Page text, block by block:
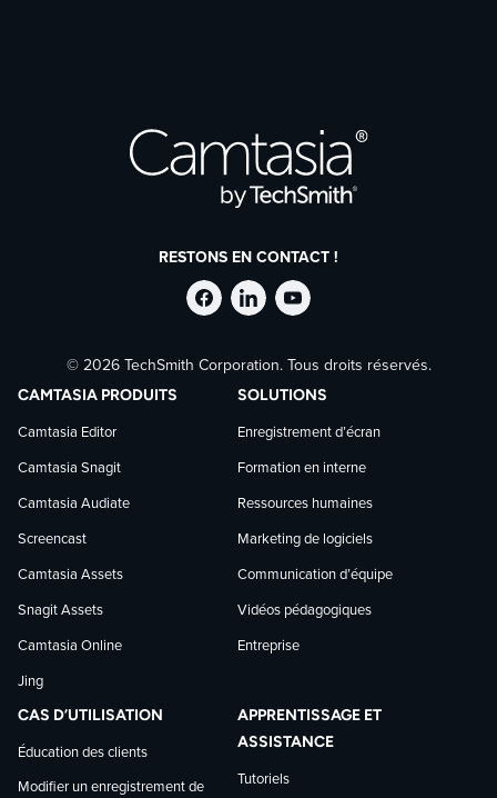
RESTONS EN CONTACT !
Suivre
TechSmith
sur
Facebook
Suivre
TechSmith
sur
LinkedIn
Suivre
TechSmith
sur
YouTube
© 2026 TechSmith Corporation. Tous droits réservés.
CAMTASIA PRODUITS
Camtasia Editor
Camtasia Snagit
Camtasia Audiate
Screencast
Camtasia Assets
Snagit Assets
Camtasia Online
Jing
SOLUTIONS
Enregistrement d’écran
Formation en interne
Ressources humaines
Marketing de logiciels
Communication d’équipe
Vidéos pédagogiques
Entreprise
CAS D’UTILISATION
Éducation des clients
Modifier un enregistrement de
APPRENTISSAGE ET
ASSISTANCE
Tutoriels